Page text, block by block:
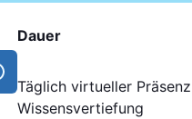
Dauer
Täglich virtueller
Wissensvertiefung